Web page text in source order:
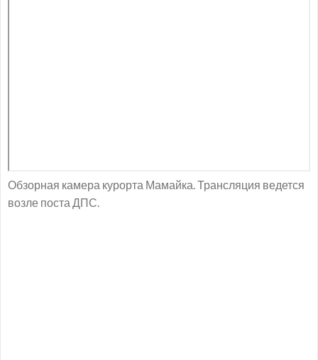
Обзорная камера курорта Мамайка. Трансляция ведется
возле поста ДПС.